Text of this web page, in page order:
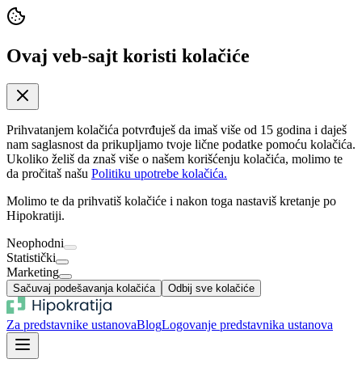
Ovaj veb-sajt koristi kolačiće
Prihvatanjem kolačića potvrđuješ da imaš više od 15 godina i daješ
nam saglasnost da prikupljamo tvoje lične podatke pomoću kolačića.
Ukoliko želiš da znaš više o našem korišćenju kolačića, molimo te
da pročitaš našu Politiku upotrebe kolačića.
Molimo te da prihvatiš kolačiće i nakon toga nastaviš kretanje po
Hipokratiji.
Neophodni
Statistički
Marketing
Sačuvaj podešavanja kolačića Odbij sve kolačiće
Za predstavnike ustanovaBlogLogovanje predstavnika ustanova